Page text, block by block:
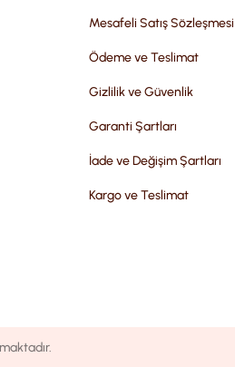
Mesafeli Satış Sözleşmesi
Ödeme ve Teslimat
Gizlilik ve Güvenlik
Garanti Şartları
İade ve Değişim Şartları
Kargo ve Teslimat